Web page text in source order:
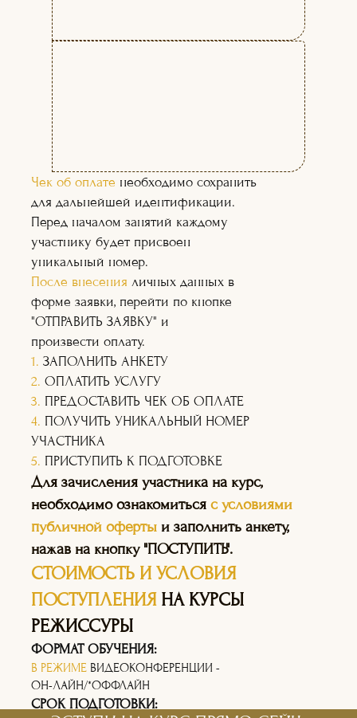
ЧЕМУ ВЫ НАУЧИТЕСЬ
НА КУРСЕ:
Чек об оплате необходимо сохранить
для дальнейшей идентификации.
Перед началом занятий каждому
участнику будет присвоен
уникальный номер.
После внесения личных данных в
форме заявки, перейти по кнопке
"ОТПРАВИТЬ ЗАЯВКУ" и
произвести оплату.
1. ЗАПОЛНИТЬ АНКЕТУ
2. ОПЛАТИТЬ УСЛУГУ
3. ПРЕДОСТАВИТЬ ЧЕК ОБ ОПЛАТЕ
4. ПОЛУЧИТЬ УНИКАЛЬНЫЙ НОМЕР
УЧАСТНИКА
5. ПРИСТУПИТЬ К ПОДГОТОВКЕ
Для зачисления участника на курс,
необходимо ознакомиться с условиями
публичной оферты и заполнить анкету,
нажав на кнопку "ПОСТУПИТЬ".
СТОИМОСТЬ И УСЛОВИЯ
ПОСТУПЛЕНИЯНА КУРСЫ
РЕЖИССУРЫ
ФОРМАТ ОБУЧЕНИЯ:
В РЕЖИМЕ ВИДЕОКОНФЕРЕНЦИИ -
ОН-ЛАЙН/*ОФФЛАЙН
СРОК ПОДГОТОВКИ: